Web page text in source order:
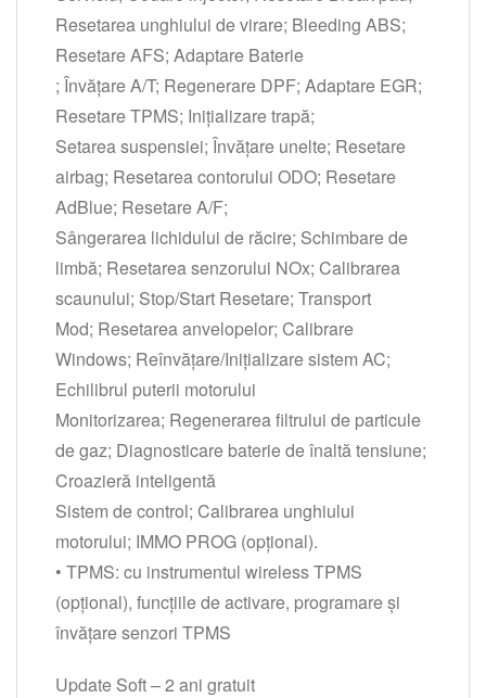
Resetarea unghiului de virare; Bleeding ABS;
Resetare AFS; Adaptare Baterie
; Învățare A/T; Regenerare DPF; Adaptare EGR;
Resetare TPMS; Inițializare trapă;
Setarea suspensiei; Învățare unelte; Resetare
airbag; Resetarea contorului ODO; Resetare
AdBlue; Resetare A/F;
Sângerarea lichidului de răcire; Schimbare de
limbă; Resetarea senzorului NOx; Calibrarea
scaunului; Stop/Start Resetare; Transport
Mod; Resetarea anvelopelor; Calibrare
Windows; Reînvățare/Inițializare sistem AC;
Echilibrul puterii motorului
Monitorizarea; Regenerarea filtrului de particule
de gaz; Diagnosticare baterie de înaltă tensiune;
Croazieră inteligentă
Sistem de control; Calibrarea unghiului
motorului; IMMO PROG (opțional).
• TPMS: cu instrumentul wireless TPMS
(opțional), funcțiile de activare, programare și
învățare senzori TPMS
Update Soft – 2 ani gratuit